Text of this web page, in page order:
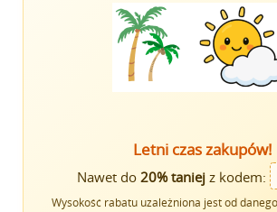
Letni czas zakupów!
Nawet do 20% taniejz kodem:
Wysokość rabatu uzależniona jest od